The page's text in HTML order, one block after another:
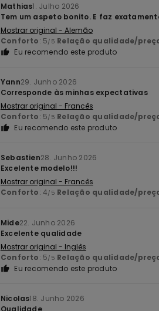
Mathias1. Julho 2026
Tem um aspeto bonito. E faz
Mostrar original - Alemão
Conforto: 5/5 Relação qualidade/
Eu recomendo este produto
Yann29. Junho 2026
Corresponde às minhas expectativas
Mostrar original - Francês
Conforto: 5/5 Relação qualidade/
Eu recomendo este produto
Sebastien28. Junho 2026
Excelente modelo!!!
Mostrar original - Francês
Conforto: 4/5 Relação qualidade/
Mide22. Junho 2026
Excelente qualidade
Mostrar original - Inglês
Conforto: 5/5 Relação qualidade/
Eu recomendo este produto
Nicolas18. Junho 2026
Qualidade